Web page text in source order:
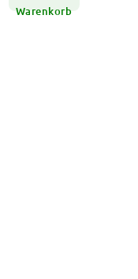
Warenkorb